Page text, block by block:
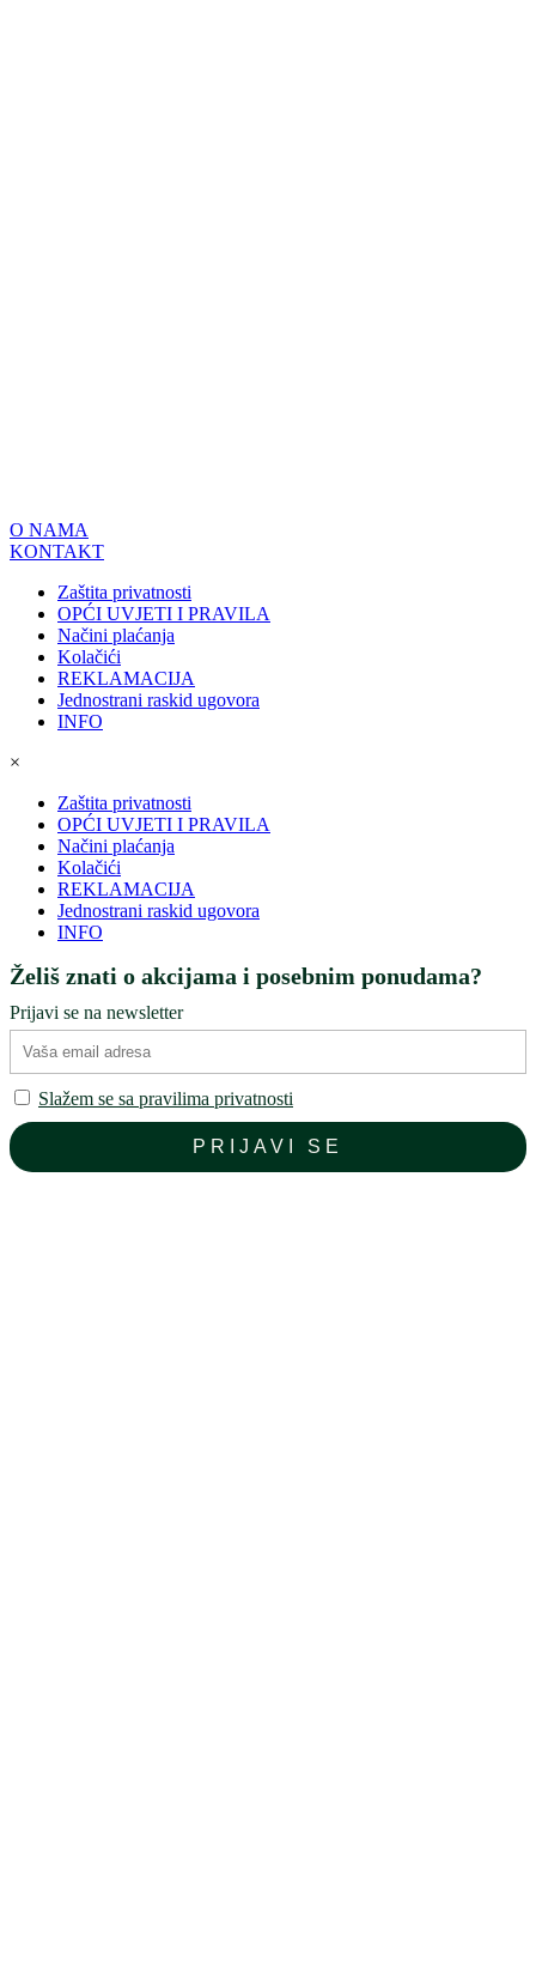
O NAMA
KONTAKT
Zaštita privatnosti
OPĆI UVJETI I PRAVILA
Načini plaćanja
Kolačići
REKLAMACIJA
Jednostrani raskid ugovora
INFO
×
Zaštita privatnosti
OPĆI UVJETI I PRAVILA
Načini plaćanja
Kolačići
REKLAMACIJA
Jednostrani raskid ugovora
INFO
Želiš znati o akcijama i posebnim ponudama?
Prijavi se na newsletter
Slažem se sa pravilima privatnosti